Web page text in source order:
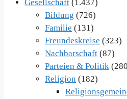
Gesellschaft (1.437)
Bildung (726)
Familie (131)
Freundeskreise (323)
Nachbarschaft (87)
Parteien & Politik
Religion (182)